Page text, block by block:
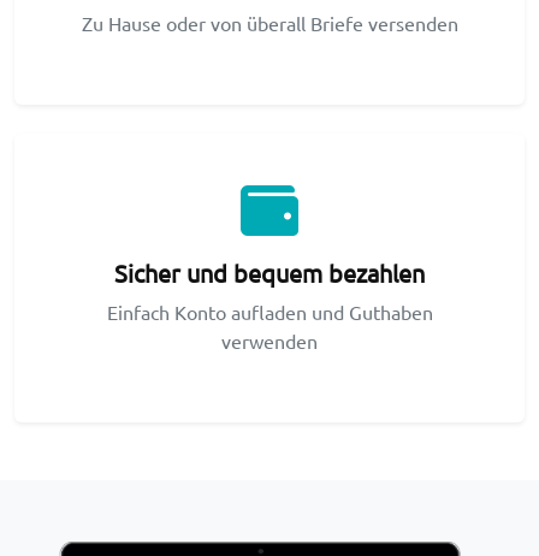
Zu Hause oder von überall Briefe versenden
Sicher und bequem bezahlen
Einfach Konto aufladen und Guthaben
verwenden